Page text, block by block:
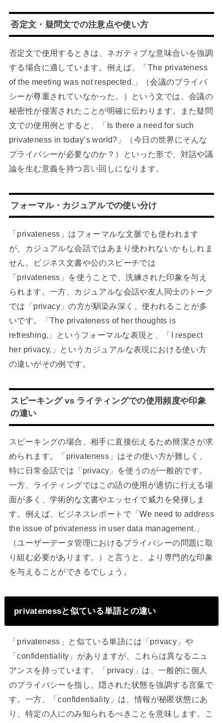
否定文・疑問文での注意点や使い方
否定文で使用するときは、ネガティブな意味合いを強調
する場合に適しています。例えば、「The privateness
of the meeting was not respected.」（会議のプライバ
シーが尊重されていなかった。）という文では、会議の
秘密性が侵害されたことが明確に伝わります。また疑問
文での使用例とすると、「Is there a need for such
privateness in today’s world?」（今日の世界にそんな
プライバシーが必要なのか？）といった形で、対話や議
論を生む意義を持つ言い回しになります。
フォーマル・カジュアルでの使い分け
「privateness」はフォーマルな文脈でも使われます
が、カジュアルな会話ではあまり使われないかもしれま
せん。ビジネス文書や公のスピーチでは
「privateness」を使うことで、洗練された印象を与え
られます。一方、カジュアルな会話や友人同士のトーク
では「privacy」の方が馴染み深く、使われることが多
いです。「The privateness of her thoughts is
refreshing,」というフォーマルな表現と、「I respect
her privacy,」というカジュアルな表現における使い方
の違いがその例です。
スピーキング vs ライティングでの使用頻度や印象
の違い
スピーキングの場合、相手に直接伝えるため簡潔さが求
められます。「privateness」はその使い方が難しく、
特に日常会話では「privacy」を使うのが一般的です。
一方、ライティングではこの語の使用が適切に行える場
面が多く、学術的な文書やエッセイで威力を発揮しま
す。例えば、ビジネスレポートで「We need to address
the issue of privateness in user data management.」
（ユーザーデータ管理におけるプライバシーの問題に取
り組む必要があります。）と言うと、より専門的な印象
を与えることができるでしょう。
privatenessと似ている単語との違い
「privateness」と似ている単語には「privacy」や
「confidentiality」がありますが、これらは異なるニュ
アンスを持っています。「privacy」は、一般的に個人
のプライバシーを指し、隠された状態を強調する言葉で
す。一方、「confidentiality」は、情報が秘匿状態にあ
り、特定の人にのみ知られるべきことを意味します。こ